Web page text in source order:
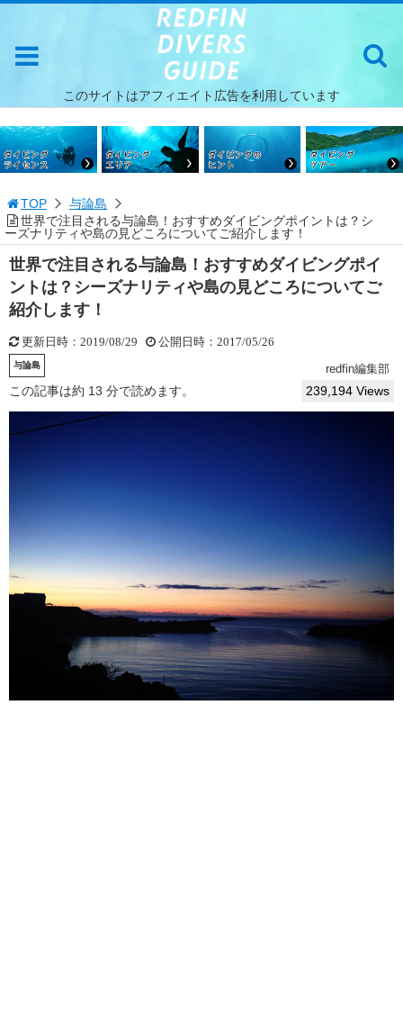
このサイトはアフィエイト広告を利用しています
TOP
与論島
世界で注目される与論島！おすすめダイビングポイントは？シ
ーズナリティや島の見どころについてご紹介します！
世界で注目される与論島！おすすめダイビングポイ
ントは？シーズナリティや島の見どころについてご
紹介します！
更新日時：2019/08/29 公開日時：2017/05/26
与論島 redfin編集部
この記事は約 13 分で読めます。 239,194 Views